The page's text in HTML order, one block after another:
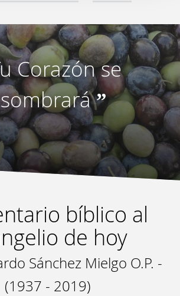
Corazón se
”
bíblico al
de hoy
Sánchez Mielgo O.P. -
(1937 - 2019)